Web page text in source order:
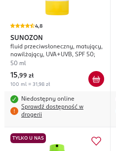
4,8
SUNOZON
fluid przeciwsłoneczny, matujący,
nawilżający, UVA+UVB, SPF 50;
50 ml
15,99 zł
100 ml = 31,98 zł
Niedostępny online
Sprawdź dostępność w
drogerii
TYLKO U NAS